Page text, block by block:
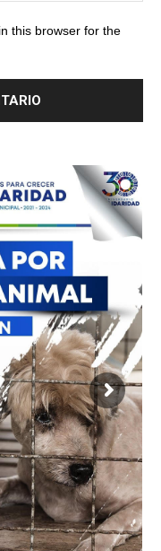
this browser for the